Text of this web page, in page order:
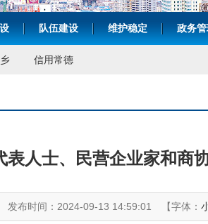
| 队伍建设 | 维护稳定 | 政务
信用常德
表人士、民营企业家和商
发布时间：2024-09-13 14:59:01 【字体：